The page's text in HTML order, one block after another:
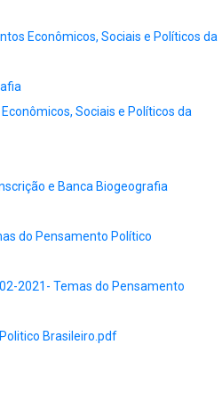
Econômicos, Sociais e Políticos da
Sociais e Políticos da
e Banca Biogeografia
do Pensamento Político
2021- Temas do Pensamento
Brasileiro.pdf